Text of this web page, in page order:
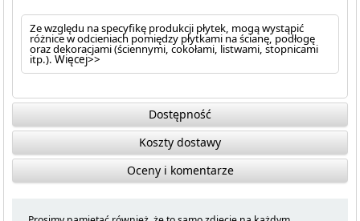
Ze względu na specyfikę produkcji płytek, mogą wystąpić
różnice w odcieniach pomiędzy płytkami na ścianę, podłogę
oraz dekoracjami (ściennymi, cokołami, listwami, stopnicami
itp.).Więcej>>
Dostępność
Koszty dostawy
Oceny i komentarze